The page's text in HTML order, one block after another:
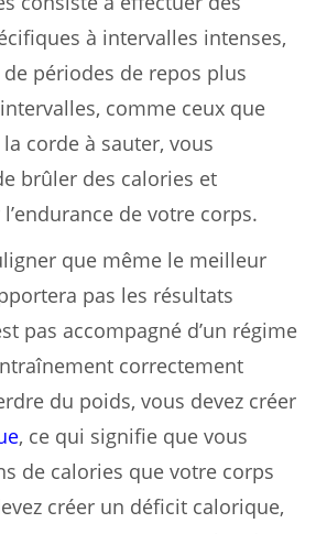
à intervalles intenses,
périodes de repos plus
comme ceux que
la corde à sauter, vous
brûler des calories et
l’endurance de votre corps.
que même le meilleur
pas les résultats
pas accompagné d’un régime
correctement
du poids, vous devez créer
, ce qui signifie que vous
de calories que votre corps
créer un déficit calorique,